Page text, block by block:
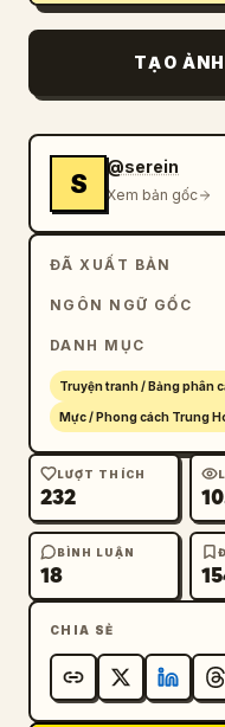
TẠO
S
@serein
Xem bản gốc
ĐÃ XUẤT BẢN
NGÔN NGỮ GỐC
DANH MỤC
Truyện tranh / Bảng phân
Mực / Phong cách Trung
LƯỢT THÍCH
232
BÌNH LUẬN
18
CHIA SẺ